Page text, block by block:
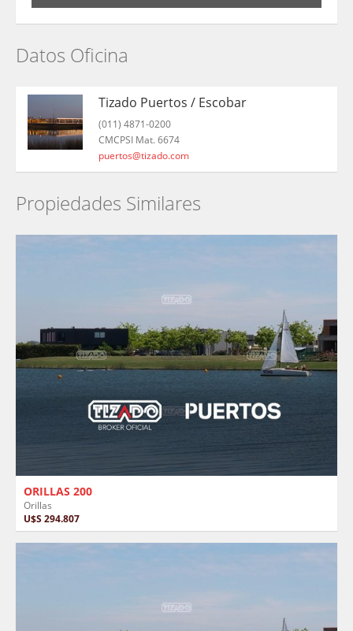
Datos Oficina
Tizado Puertos / Escobar
(011) 4871-0200
CMCPSI Mat. 6674
puertos@tizado.com
Propiedades Similares
ORILLAS 200
Orillas
U$S 294.807